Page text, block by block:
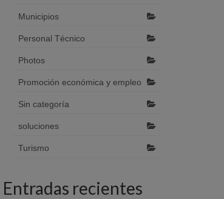
Municipios
Personal Técnico
Photos
Promoción económica y empleo
Sin categoría
soluciones
Turismo
Entradas recientes